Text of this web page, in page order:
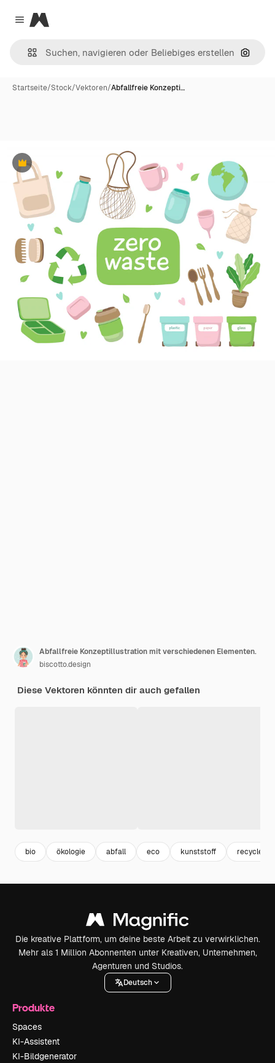
Close menu
Magnific
Nach
Startseite/Stock/Vektoren/Abfallfreie Konzepti…
Premium
Abfallfreie Konzeptillustration mit verschiedenen Elementen.
biscotto.design
Diese Vektoren könnten dir auch gefallen
bio ökologie abfall eco kunststoff recycle
Die kreative Plattform, um deine beste Arbeit zu verwirklichen.
Mehr als 1 Million Abonnenten unter Kreativen, Unternehmen,
Agenturen und Studios.
Deutsch
Produkte
Spaces
KI-Assistent
KI-Bildgenerator